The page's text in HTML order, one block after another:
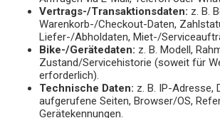
Vertrags-/Transaktionsdaten: z. B.
Warenkorb-/Checkout-Daten,
Liefer-/Abholdaten, Miet-/
Bike-/Gerätedaten: z. B. Modell,
Zustand/Servicehistorie (soweit für
erforderlich).
Technische Daten: z. B. IP-Adresse,
aufgerufene Seiten, Browser/OS,
Gerätekennungen.